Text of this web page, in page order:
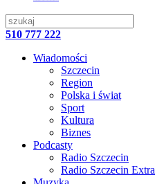
510 777 222
Wiadomości
Szczecin
Region
Polska i świat
Sport
Kultura
Biznes
Podcasty
Radio Szczecin
Radio Szczecin Extra